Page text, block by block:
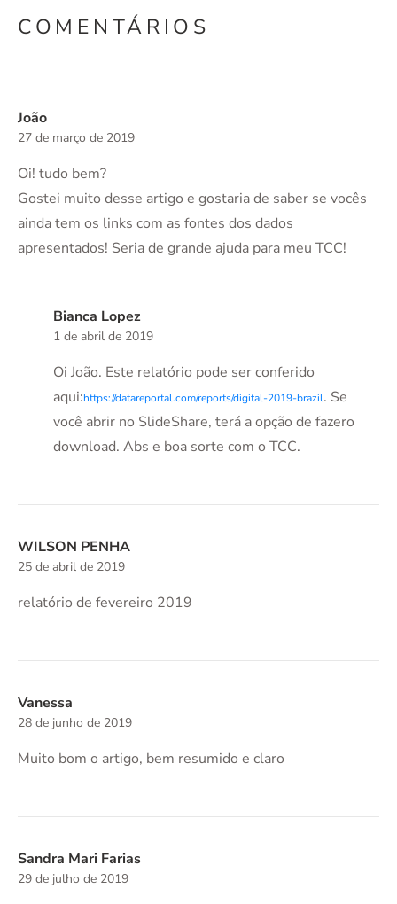
COMENTÁRIOS
João
27 de março de 2019
Oi! tudo bem?
Gostei muito desse artigo e gostaria de saber se vocês
ainda tem os links com as fontes dos dados
apresentados! Seria de grande ajuda para meu TCC!
Bianca Lopez
1 de abril de 2019
Oi João. Este relatório pode ser conferido
aqui:https://datareportal.com/reports/digital-2019-brazil. Se
você abrir no SlideShare, terá a opção de fazero
download. Abs e boa sorte com o TCC.
WILSON PENHA
25 de abril de 2019
relatório de fevereiro 2019
Vanessa
28 de junho de 2019
Muito bom o artigo, bem resumido e claro
Sandra Mari Farias
29 de julho de 2019